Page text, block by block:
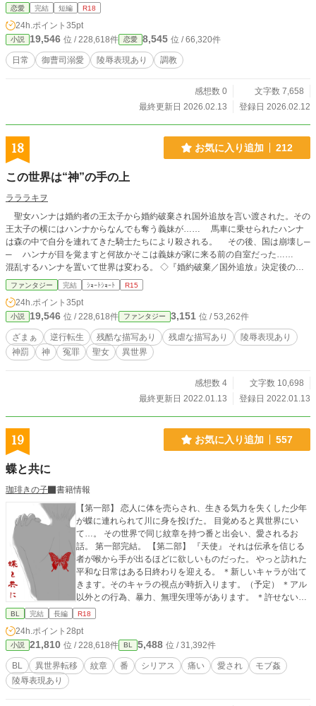
恋愛 完結 短編 R18
24h.ポイント 35pt
小説 19,546 位 / 228,618件 恋愛 8,545 位 / 66,320件
日常 御曹司溺愛 陵辱表現あり 調教
感想数 0
文字数 7,658
最終更新日 2026.02.13
登録日 2026.02.12
18 お気に入り追加 212
この世界は“神”の手の上
ラララキヲ
聖女ハンナは婚約者の王太子から婚約破棄され国外追放を言い渡された。その
王太子の横にはハンナからなんでも奪う義妹が…… 馬車に乗せられたハンナ
は森の中で自分を連れてきた騎士たちにより殺される。 その後、国は崩壊し─
─ ハンナが目を覚ますと何故かそこは義妹が家に来る前の自室だった……
混乱するハンナを置いて世界は変わる。 ◇『婚約破棄／国外追放』決定後の話
◇ふんわり世界観。ゆるふわ設定。 ◇なろうにも上げてます。 〔2026/02・大
幅加筆修正〕
ファンタジー 完結 ｼｮｰﾄｼｮｰﾄ R15
24h.ポイント 35pt
小説 19,546 位 / 228,618件 ファンタジー 3,151 位 / 53,262件
ざまぁ 逆行転生 残酷な描写あり 残虐な描写あり
陵辱表現あり
神罰
神 冤罪 聖女 異世界
感想数 4
文字数 10,698
最終更新日 2022.01.13
登録日 2022.01.13
19 お気に入り追加 557
蝶と共に
珈琲きの子
書籍情報
【第一部】 恋人に体を売らされ、生きる気力を失くした少年
が蝶に連れられて川に身を投げた。 目覚めると異世界にい
て…。 その世界で同じ紋章を持つ番と出会い、愛されるお
話。 第一部完結。 【第二部】 『天使』 それは伝承を信じる
者が喉から手が出るほどに欲しいものだった。 やっと訪れた
平和な日常はある日終わりを迎える。 ＊新しいキャラが出て
きます。そのキャラの視点が時折入ります。（予定） ＊アル
以外との行為、暴力、無理矢理等があります。 ＊許せないと
いう方は、第一部で完だと思って頂けると幸いです。
BL 完結 長編 R18
24h.ポイント 28pt
小説 21,810 位 / 228,618件 BL 5,488 位 / 31,392件
BL 異世界転移 紋章 番 シリアス 痛い 愛され
モブ姦
陵辱表現あり